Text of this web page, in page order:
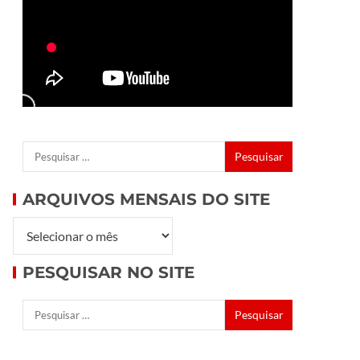
ARQUIVOS MENSAIS DO SITE
PESQUISAR NO SITE